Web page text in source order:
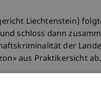
Liechtenstein)
schloss dann
der
aus Praktikersicht ab.